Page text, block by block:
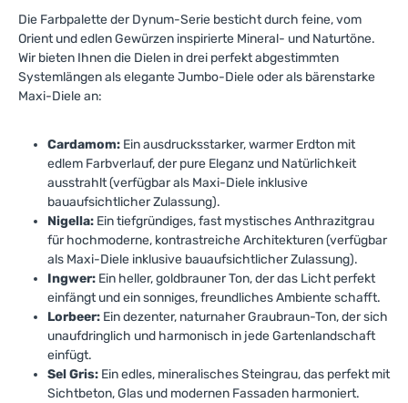
funktionalen Raum zu
verwandeln. Setzen Sie auf
erstklassige Qualität und
ansprechendes Design –
entscheiden Sie sich heute
und starten Sie Ihr Projekt!
Ihr Traum von der
perfekten Terrasse liegt nur
einen Klick entfernt.
Dynum Terrassendielen
und verwandeln Sie Ihre
Terrasse in einen Ort, der
zum Entspannen und
unbesorgt Ihre Zeit im
Freien genießen.Verleihen
Sie Ihrem Außenbereich
mit der megawood Dynum
Terrassendiele in sel gris ein
Vorzüge des WPC-Materials
und verwandeln Sie Ihre
Terrasse in einen Ort der
Entspannung.Warten Sie
nicht länger und nutzen Sie
diese Gelegenheit, um Ihre
Terrasse in eine
Wohlfühloase zu
verwandeln. Entscheiden
Sie sich für höchste
Qualität und ein
ansprechendes Design –
bestellen Sie noch heute
Ihre megawood Dynum
Terrassendielen in sel gris
und setzen Sie den ersten
Außenbereich wird es
Ihnen danken!
einfaches Kehren und
gelegentliches Abwischen
reicht aus, um die Dielen in
einem perfekten Zustand
zu halten. Dank der
nachhaltigen Produktion
Beitrag zum
Umweltschutz.Gönnen Sie
sich mit der megawood
Dynum Terrassendiele in
Nigella ein zeitloses und
stilvolles Design für Ihre
Terrasse. Entdecken Sie die
Vorteile von WPC und
erfüllen Sie sich den Traum
von einem einladenden
Rückzugsort im
Freien.Zögern Sie nicht,
Ihre Terrasse mit der
megawood Dynum
Terrassendiele
aufzuwerten. Ihre
Die Farbpalette der Dynum-Serie besticht durch feine, vom
Orient und edlen Gewürzen inspirierte Mineral- und Naturtöne.
Wir bieten Ihnen die Dielen in drei perfekt abgestimmten
Systemlängen als elegante Jumbo-Diele oder als bärenstarke
Maxi-Diele an:
Cardamom: Ein ausdrucksstarker, warmer Erdton mit
edlem Farbverlauf, der pure Eleganz und Natürlichkeit
ausstrahlt (verfügbar als Maxi-Diele inklusive
bauaufsichtlicher Zulassung).
Nigella: Ein tiefgründiges, fast mystisches Anthrazitgrau
für hochmoderne, kontrastreiche Architekturen (verfügbar
als Maxi-Diele inklusive bauaufsichtlicher Zulassung).
Ingwer: Ein heller, goldbrauner Ton, der das Licht perfekt
einfängt und ein sonniges, freundliches Ambiente schafft.
Lorbeer: Ein dezenter, naturnaher Graubraun-Ton, der sich
unaufdringlich und harmonisch in jede Gartenlandschaft
einfügt.
Sel Gris: Ein edles, mineralisches Steingrau, das perfekt mit
Sichtbeton, Glas und modernen Fassaden harmoniert.